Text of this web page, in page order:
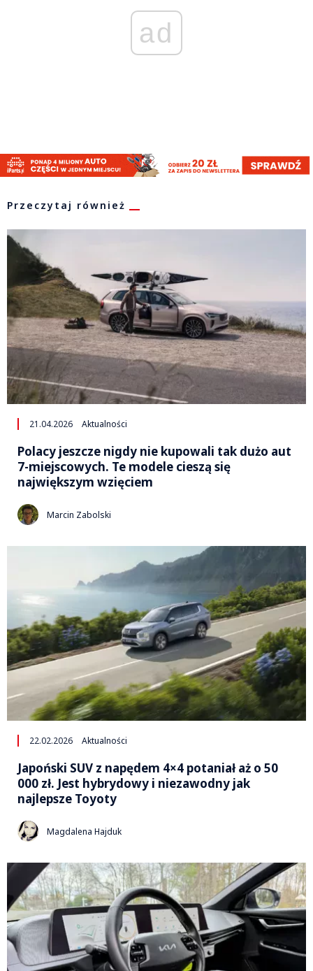
ad
Przeczytaj również
21.04.2026 Aktualności
Polacy jeszcze nigdy nie kupowali tak dużo aut
7-miejscowych. Te modele cieszą się
największym wzięciem
Marcin Zabolski
22.02.2026 Aktualności
Japoński SUV z napędem 4×4 potaniał aż o 50
000 zł. Jest hybrydowy i niezawodny jak
najlepsze Toyoty
Magdalena Hajduk